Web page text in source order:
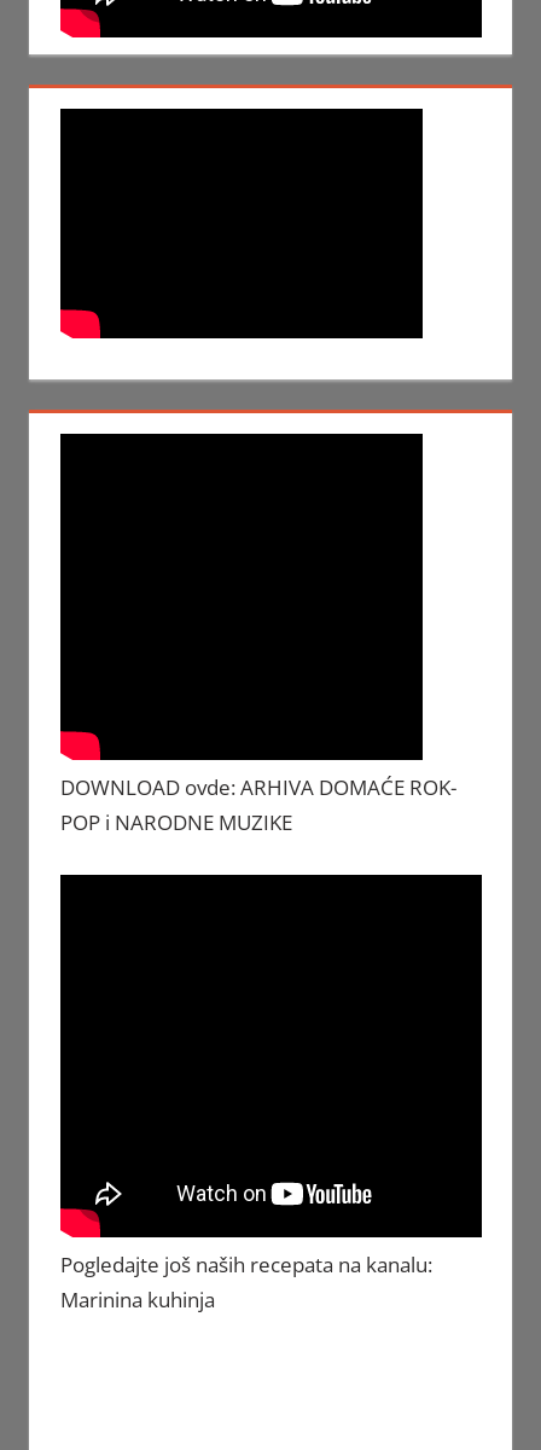
DOWNLOAD ovde: ARHIVA DOMAĆE ROK-
POP i NARODNE MUZIKE
Pogledajte još naših recepata na kanalu:
Marinina kuhinja